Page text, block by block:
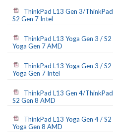
ThinkPad L13 Gen 3/ThinkPad
S2 Gen 7 Intel
ThinkPad L13 Yoga Gen 3 / S2
Yoga Gen 7 AMD
ThinkPad L13 Yoga Gen 3 / S2
Yoga Gen 7 Intel
ThinkPad L13 Gen 4/ThinkPad
S2 Gen 8 AMD
ThinkPad L13 Yoga Gen 4 / S2
Yoga Gen 8 AMD